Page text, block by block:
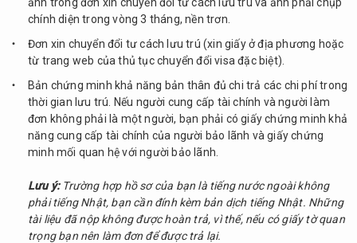
chính diện trong vòng 3 tháng, nền trơn.
Đơn xin chuyển đổi tư cách lưu trú (xin giấy ở địa phương hoặc
từ trang web của thủ tục chuyển đổi visa đặc biệt).
Bản chứng minh khả năng bản thân đủ chi trả các chi phí trong
thời gian lưu trú. Nếu người cung cấp tài chính và người làm
đơn không phải là một người, bạn phải có giấy chứng minh khả
năng cung cấp tài chính của người bảo lãnh và giấy chứng
minh mối quan hệ với người bảo lãnh.
Lưu ý: Trường hợp hồ sơ của bạn là tiếng nước ngoài không
phải tiếng Nhật, bạn cần đính kèm bản dịch tiếng Nhật. Những
tài liệu đã nộp không được hoàn trả, vì thế, nếu có giấy tờ quan
trọng bạn nên làm đơn để được trả lại.